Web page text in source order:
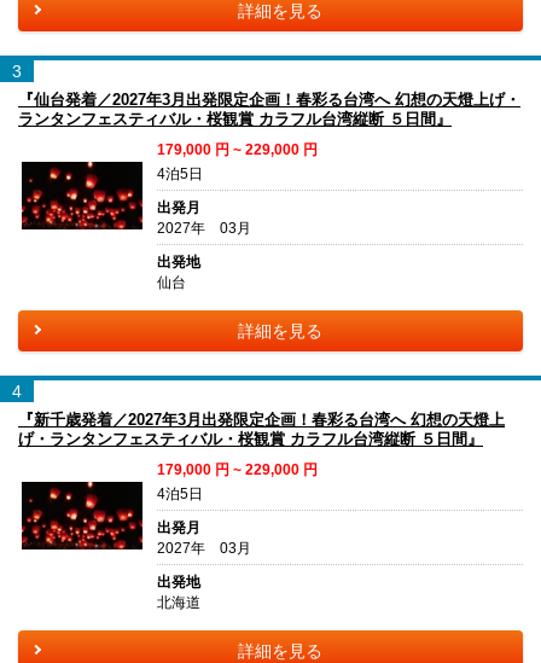
詳細を見る
3
『仙台発着／2027年3月出発限定企画！春彩る台湾へ 幻想の天燈上げ・
ランタンフェスティバル・桜観賞 カラフル台湾縦断 ５日間』
179,000 円 ~ 229,000 円
4泊5日
出発月
2027年 03月
出発地
仙台
詳細を見る
4
『新千歳発着／2027年3月出発限定企画！春彩る台湾へ 幻想の天燈上
げ・ランタンフェスティバル・桜観賞 カラフル台湾縦断 ５日間』
179,000 円 ~ 229,000 円
4泊5日
出発月
2027年 03月
出発地
北海道
詳細を見る